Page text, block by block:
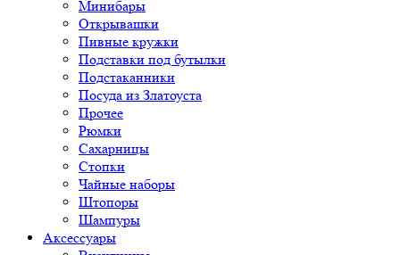
Минибары
Открывашки
Пивные кружки
Подставки под бутылки
Подстаканники
Посуда из Златоуста
Прочее
Рюмки
Сахарницы
Стопки
Чайные наборы
Штопоры
Шампуры
Аксессуары